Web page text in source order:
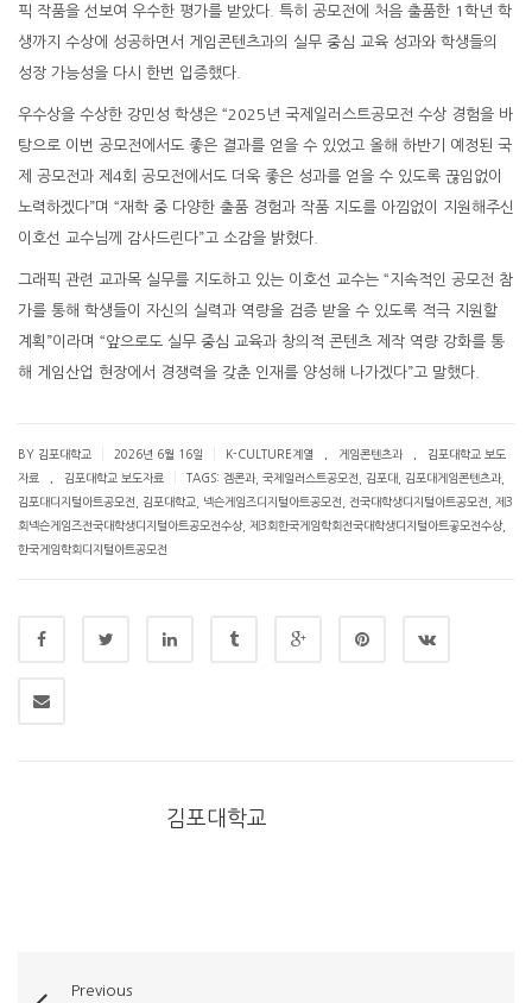
픽 작품을 선보여 우수한 평가를 받았다. 특히 공모전에 처음 출품한 1학년 학
생까지 수상에 성공하면서 게임콘텐츠과의 실무 중심 교육 성과와 학생들의
성장 가능성을 다시 한번 입증했다.
우수상을 수상한 강민성 학생은 “2025년 국제일러스트공모전 수상 경험을 바
탕으로 이번 공모전에서도 좋은 결과를 얻을 수 있었고 올해 하반기 예정된 국
제 공모전과 제4회 공모전에서도 더욱 좋은 성과를 얻을 수 있도록 끊임없이
노력하겠다”며 “재학 중 다양한 출품 경험과 작품 지도를 아낌없이 지원해주신
이호선 교수님께 감사드린다”고 소감을 밝혔다.
그래픽 관련 교과목 실무를 지도하고 있는 이호선 교수는 “지속적인 공모전 참
가를 통해 학생들이 자신의 실력과 역량을 검증 받을 수 있도록 적극 지원할
계획”이라며 “앞으로도 실무 중심 교육과 창의적 콘텐츠 제작 역량 강화를 통
해 게임산업 현장에서 경쟁력을 갖춘 인재를 양성해 나가겠다”고 말했다.
BY 김포대학교 2026년 6월 16일 K-CULTURE계열 게임콘텐츠과
김포대학교 보도
자료
김포대학교 보도자료 TAGS: 겜콘과 국제일러스트공모전 김포대 김포대게임콘텐츠과
김포대디지털아트공모전
김포대학교 넥슨게임즈디지털아트공모전 전국대학생디지털아트공모전
제3
회넥슨게임즈전국대학생디지털아트공모전수상, 제3회한국게임학회전국대학생디지털아트곻모전수상,
한국게임학회디지털아트공모전
김포대학교
Previous